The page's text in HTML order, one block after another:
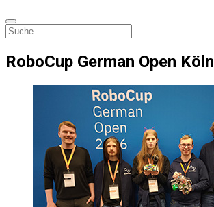
RoboCup German Open Köln